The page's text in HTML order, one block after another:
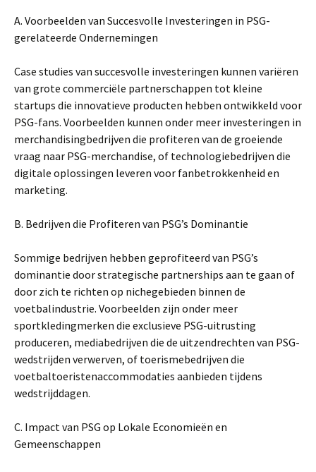
A. Voorbeelden van Succesvolle Investeringen in PSG-
gerelateerde Ondernemingen
Case studies van succesvolle investeringen kunnen variëren
van grote commerciële partnerschappen tot kleine
startups die innovatieve producten hebben ontwikkeld voor
PSG-fans. Voorbeelden kunnen onder meer investeringen in
merchandisingbedrijven die profiteren van de groeiende
vraag naar PSG-merchandise, of technologiebedrijven die
digitale oplossingen leveren voor fanbetrokkenheid en
marketing.
B. Bedrijven die Profiteren van PSG’s Dominantie
Sommige bedrijven hebben geprofiteerd van PSG’s
dominantie door strategische partnerships aan te gaan of
door zich te richten op nichegebieden binnen de
voetbalindustrie. Voorbeelden zijn onder meer
sportkledingmerken die exclusieve PSG-uitrusting
produceren, mediabedrijven die de uitzendrechten van PSG-
wedstrijden verwerven, of toerismebedrijven die
voetbaltoeristenaccommodaties aanbieden tijdens
wedstrijddagen.
C. Impact van PSG op Lokale Economieën en
Gemeenschappen